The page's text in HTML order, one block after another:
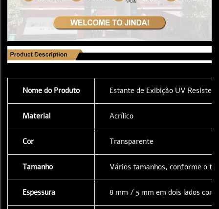
Nome do Produto Estante de Exibição UV
Material Acrílico
Cor Transparente
Tamanho Vários tamanhos, conforme o
Espessura 8 mm / 5 mm em dois lados com